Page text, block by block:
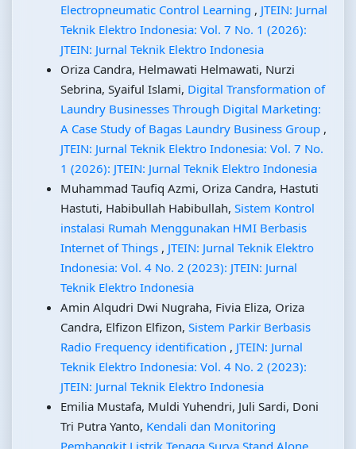
Electropneumatic Control Learning , JTEIN: Jurnal
Teknik Elektro Indonesia: Vol. 7 No. 1 (2026):
JTEIN: Jurnal Teknik Elektro Indonesia
Oriza Candra, Helmawati Helmawati, Nurzi
Sebrina, Syaiful Islami, Digital Transformation of
Laundry Businesses Through Digital Marketing:
A Case Study of Bagas Laundry Business Group ,
JTEIN: Jurnal Teknik Elektro Indonesia: Vol. 7 No.
1 (2026): JTEIN: Jurnal Teknik Elektro Indonesia
Muhammad Taufiq Azmi, Oriza Candra, Hastuti
Hastuti, Habibullah Habibullah, Sistem Kontrol
instalasi Rumah Menggunakan HMI Berbasis
Internet of Things , JTEIN: Jurnal Teknik Elektro
Indonesia: Vol. 4 No. 2 (2023): JTEIN: Jurnal
Teknik Elektro Indonesia
Amin Alqudri Dwi Nugraha, Fivia Eliza, Oriza
Candra, Elfizon Elfizon, Sistem Parkir Berbasis
Radio Frequency identification , JTEIN: Jurnal
Teknik Elektro Indonesia: Vol. 4 No. 2 (2023):
JTEIN: Jurnal Teknik Elektro Indonesia
Emilia Mustafa, Muldi Yuhendri, Juli Sardi, Doni
Tri Putra Yanto, Kendali dan Monitoring